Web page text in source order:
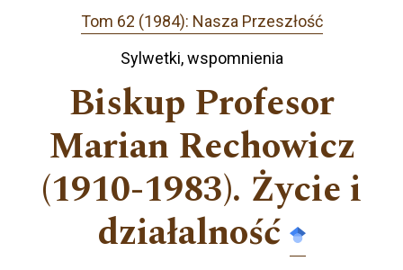
Tom 62 (1984): Nasza Przeszłość
Sylwetki, wspomnienia
Biskup Profesor
Marian Rechowicz
(1910-1983). Życie i
działalność